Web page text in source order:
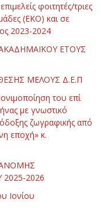
φοιτητές/τριες
(ΕΚΟ) και σε
2023-2024
ΕΤΟΥΣ
ΜΕΛΟΥΣ Δ.Ε.Π
του επί
με γνωστικό
ζωγραφικής από
εποχή» κ.
2026
Ιονίου